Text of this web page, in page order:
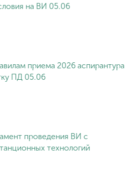
на ВИ 05.06
приема 2026 аспирантура
ПД 05.06
проведения ВИ с
технологий